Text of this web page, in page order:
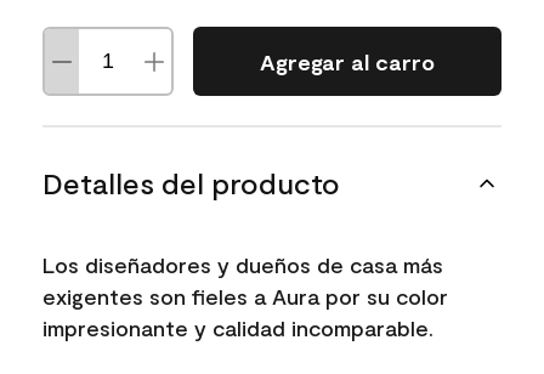
Agregar al carro
Detalles del producto
Los diseñadores y dueños de casa más
exigentes son fieles a Aura por su color
impresionante y calidad incomparable.